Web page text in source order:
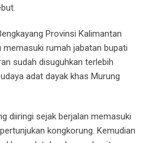
Provinsi Kalimantan
rumah jabatan bupati
sudah disuguhkan terlebih
adat dayak khas Murung
diiringi sejak berjalan memasuki
kongkorung. Kemudian